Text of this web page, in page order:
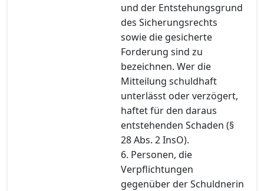
und der Entstehungsgrund
des Sicherungsrechts
sowie die gesicherte
Forderung sind zu
bezeichnen. Wer die
Mitteilung schuldhaft
unterlässt oder verzögert,
haftet für den daraus
entstehenden Schaden (§
28 Abs. 2 InsO).
6. Personen, die
Verpflichtungen
gegenüber der Schuldnerin